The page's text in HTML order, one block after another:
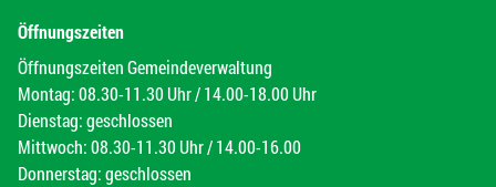
Öffnungszeiten
Öffnungszeiten Gemeindeverwaltung
Montag: 08.30-11.30 Uhr / 14.00-18.00 Uhr
Dienstag: geschlossen
Mittwoch: 08.30-11.30 Uhr / 14.00-16.00
Donnerstag: geschlossen